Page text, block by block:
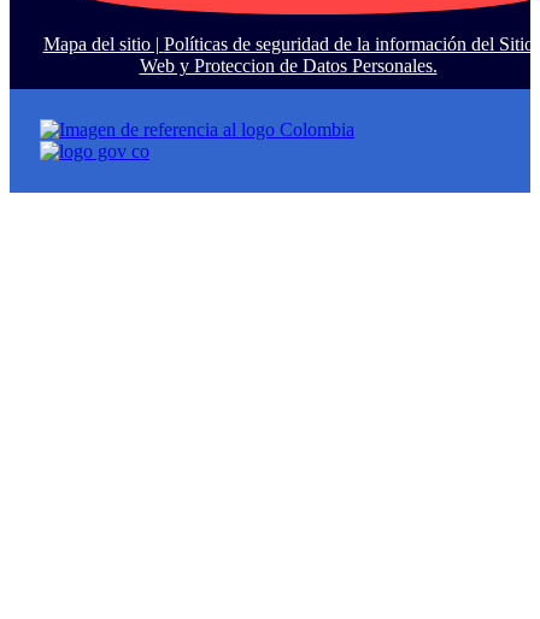
Mapa del sitio | Políticas de seguridad de la información del Sitio
Web y Proteccion de Datos Personales.